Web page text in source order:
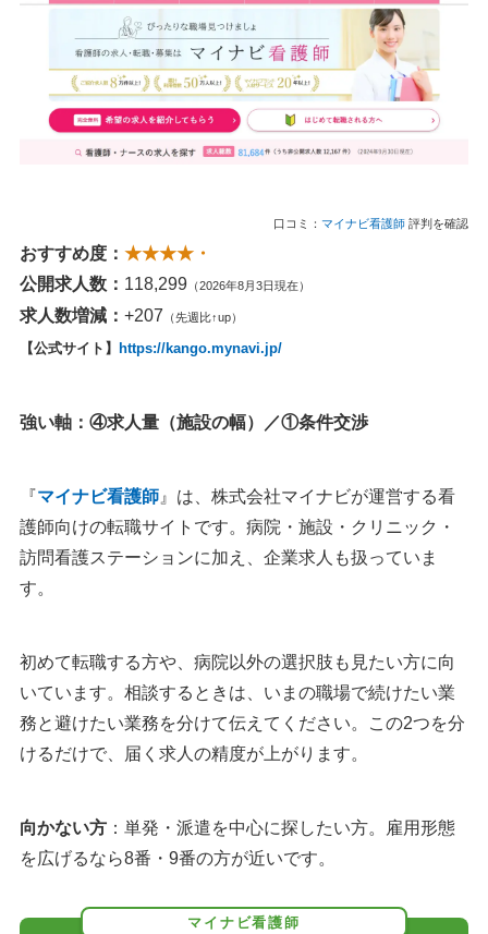
口コミ： マイナビ看護師 評判を確認
おすすめ度： ★★★★・
公開求人数： 118,299 （2026年8月3日現在）
求人数増減： +207 （先週比↑up）
【公式サイト】 https://kango.mynavi.jp/
強い軸：④求人量（施設の幅）／①条件交渉
『マイナビ看護師 』は、株式会社マイナビが運営する看
護師向けの転職サイトです。病院・施設・クリニック・
訪問看護ステーションに加え、企業求人も扱っていま
す。
初めて転職する方や、病院以外の選択肢も見たい方に向
いています。相談するときは、いまの職場で続けたい業
務と避けたい業務を分けて伝えてください。この2つを分
けるだけで、届く求人の精度が上がります。
向かない方 ：単発・派遣を中心に探したい方。雇用形態
を広げるなら8番・9番の方が近いです。
マイナビ看護師